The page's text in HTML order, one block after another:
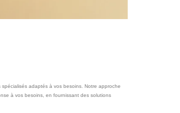
adaptés à vos besoins. Notre approche
à vos besoins, en fournissant des solutions